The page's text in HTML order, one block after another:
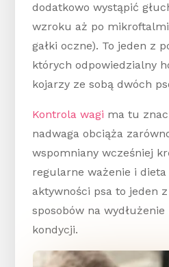
dodatkowo wystąpić
wzroku aż po
gałki oczne). To jeden z
których odpowiedzialny
kojarzy ze sobą dwóch
Kontrola wagi ma tu
nadwaga obciąża
wspomniany wcześniej
regularne ważenie i dieta
aktywności psa to jeden
sposobów na
kondycji.